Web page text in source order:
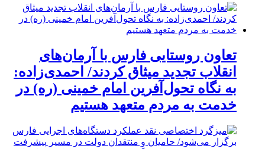
تعاون روستایی فارس با آرمان‌های
انقلاب تجدید میثاق کردند/ احمدی‌زاده:
به نگاه تحول‌آفرین امام خمینی (ره) در
خدمت به مردم متعهد هستیم